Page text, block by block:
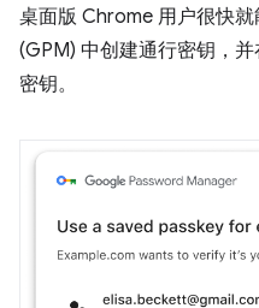
桌面版 Chrome 用户很快
(GPM) 中创建通行密钥，
密钥。